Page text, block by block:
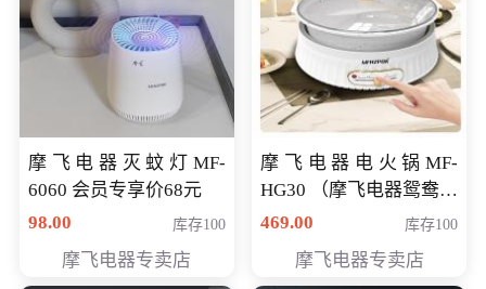
摩飞电器灭蚊灯MF-
6060 会员专享价68元
98.00
库存100
摩飞电器专卖店
摩飞电器电火锅MF-
HG30 （摩飞电器鸳鸯锅
MF-HG30 ） 会员专享价
469.00 库存100
摩飞电器专卖店